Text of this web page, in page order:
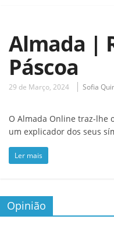
Almada |
Páscoa
29 de Março, 2024 Sofia
O Almada Online traz-lhe
um explicador dos seus
Ler mais
Opinião